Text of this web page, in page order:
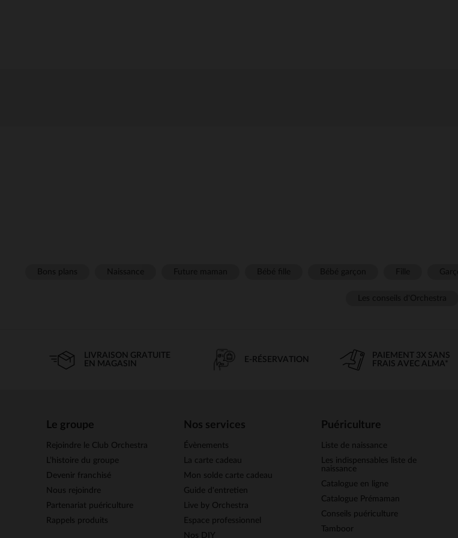
LIVRAISON GRATUITE
EN MAGASIN
E-RÉSERVATION
PAIEMENT 3X SANS
FRAIS AVEC ALMA*
Le groupe
Rejoindre le Club Orchestra
L’histoire du groupe
Devenir franchisé
Nous rejoindre
Partenariat puériculture
Rappels produits
Nos services
Évènements
La carte cadeau
Mon solde carte cadeau
Guide d'entretien
Live by Orchestra
Espace professionnel
Nos DIY
Puériculture
Liste de naissance
Les indispensables liste de
naissance
Catalogue en ligne
Catalogue Prémaman
Conseils puériculture
Tamboor